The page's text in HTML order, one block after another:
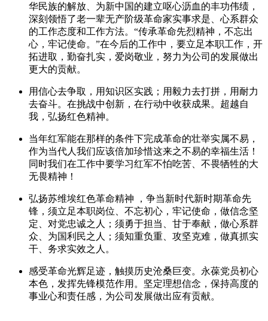
华民族的解放、为新中国的建立呕心沥血的丰功伟绩，
深刻领悟了老一辈无产阶级革命家实事求是、心系群众
的工作态度和工作方法。“传承革命先烈精神，不忘出
心，牢记使命。”在今后的工作中，要立足本职工作，开
拓进取，勤奋扎实，爱岗敬业，努力为公司的发展做出
更大的贡献。
用信心去争取，用知识区实践；用毅力去打拼，用耐力
去奋斗。在挑战中创新，在行动中收获成果。超越自
我，弘扬红色精神。
当年红军能在那样的条件下完成革命的壮举实属不易，
作为当代人我们应该倍加珍惜这来之不易的幸福生活！
同时我们在工作中要学习红军不怕吃苦、不畏牺牲的大
无畏精神！
弘扬苏维埃红色革命精神 ，争当新时代新时期革命先
锋，须立足本职岗位、不忘初心，牢记使命，做信念坚
定、对党忠诚之人；须勇于担当、甘于奉献，做心系群
众、为国利民之人；须知重负重、攻坚克难，做真抓实
干、务求实效之人。
感受革命光辉足迹，触摸历史沧桑巨变。永葆党员初心
本色，发挥先锋模范作用。坚定理想信念，保持高度的
事业心和责任感，为公司发展做出应有贡献。